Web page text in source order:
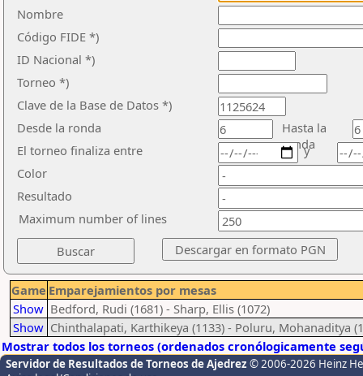
Nombre
Código FIDE *)
ID Nacional *)
Torneo *)
Clave de la Base de Datos *)
Desde la ronda
Hasta la
ronda
El torneo finaliza entre
Color
Resultado
y
Maximum number of lines
Game Emparejamientos por mesas
Show Bedford, Rudi (1681) - Sharp, Ellis (1072)
Show Chinthalapati, Karthikeya (1133) - Poluru, Mohanaditya
Mostrar todos los torneos (ordenados cronólogicamente
Servidor de Resultados de Torneos de Ajedrez © 2006-2026 Heinz